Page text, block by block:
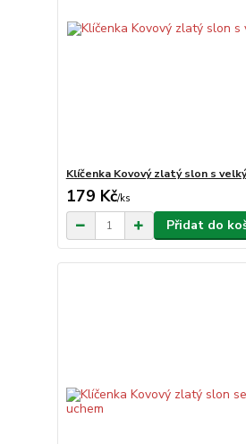
Klíčenka Kovový zlatý slon s
179 Kč/ks
Přidat do